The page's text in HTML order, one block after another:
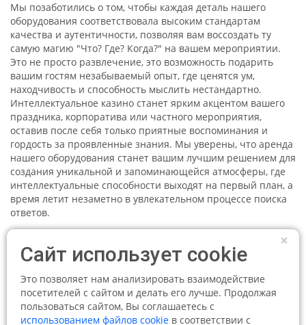
Мы позаботились о том, чтобы каждая деталь нашего
оборудования соответствовала высоким стандартам
качества и аутентичности, позволяя вам воссоздать ту
самую магию "Что? Где? Когда?" на вашем мероприятии.
Это не просто развлечение, это возможность подарить
вашим гостям незабываемый опыт, где ценятся ум,
находчивость и способность мыслить нестандартно.
Интеллектуальное казино станет ярким акцентом вашего
праздника, корпоратива или частного мероприятия,
оставив после себя только приятные воспоминания и
гордость за проявленные знания. Мы уверены, что аренда
нашего оборудования станет вашим лучшим решением для
создания уникальной и запоминающейся атмосферы, где
интеллектуальные способности выходят на первый план, а
время летит незаметно в увлекательном процессе поиска
ответов.
×
Сайт использует cookie
Это позволяет нам анализировать взаимодействие
посетителей с сайтом и делать его лучше. Продолжая
пользоваться сайтом, Вы соглашаетесь с
использованием файлов cookie в соответствии с